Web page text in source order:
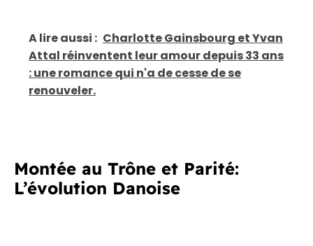
A lire aussi : Charlotte Gainsbourg et Yvan
Attal réinventent leur amour depuis 33 ans
: une romance qui n'a de cesse de se
renouveler.
Montée au Trône et Parité:
L’évolution Danoise